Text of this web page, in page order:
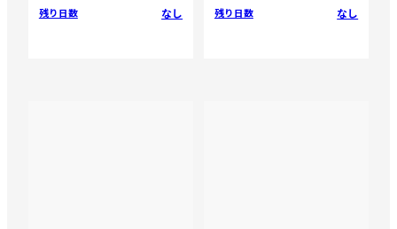
残り日数 なし 残り日数 なし